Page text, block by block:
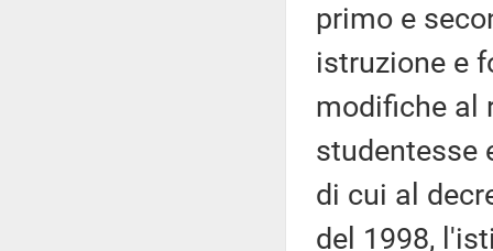
primo e
istruzione e
modifiche al
studentesse
di cui al
del 1998,